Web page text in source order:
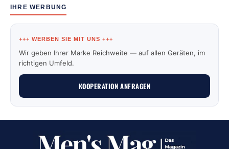
IHRE WERBUNG
+++ WERBEN SIE MIT UNS +++
Wir geben Ihrer Marke Reichweite — auf allen Geräten, im
richtigen Umfeld.
KOOPERATION ANFRAGEN